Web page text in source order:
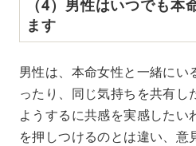
（4）男性はいつでも本
ます
男性は、本命女性と一緒にい
ったり、同じ気持ちを共有し
ようするに共感を実感したい
を押しつけるのとは違い、意